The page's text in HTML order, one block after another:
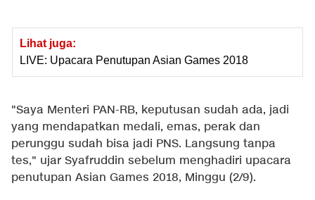
Lihat juga:
LIVE: Upacara Penutupan Asian Games 2018
"Saya Menteri PAN-RB, keputusan sudah ada, jadi
yang mendapatkan medali, emas, perak dan
perunggu sudah bisa jadi PNS. Langsung tanpa
tes," ujar Syafruddin sebelum menghadiri upacara
penutupan Asian Games 2018, Minggu (2/9).